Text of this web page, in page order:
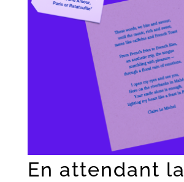
En attendant la